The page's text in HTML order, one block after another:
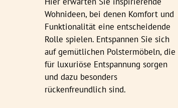
Wohnideen, bei denen Komfort und
Funktionalität eine entscheidende
Rolle spielen. Entspannen Sie sich
auf gemütlichen Polstermöbeln, die
für luxuriöse Entspannung sorgen
und dazu besonders
rückenfreundlich sind.